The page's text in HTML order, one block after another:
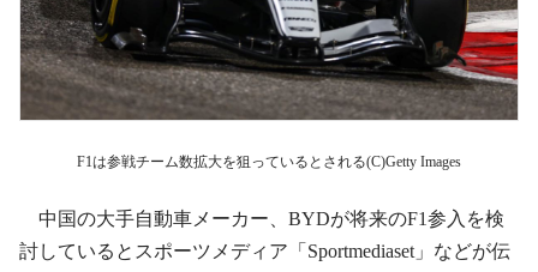
F1は参戦チーム数拡大を狙っているとされる(C)Getty Images
中国の大手自動車メーカー、BYDが将来のF1参入を検
討しているとスポーツメディア「Sportmediaset」などが伝